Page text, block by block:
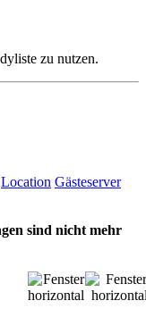
zu nutzen.
Location Gästeserver
sind nicht mehr